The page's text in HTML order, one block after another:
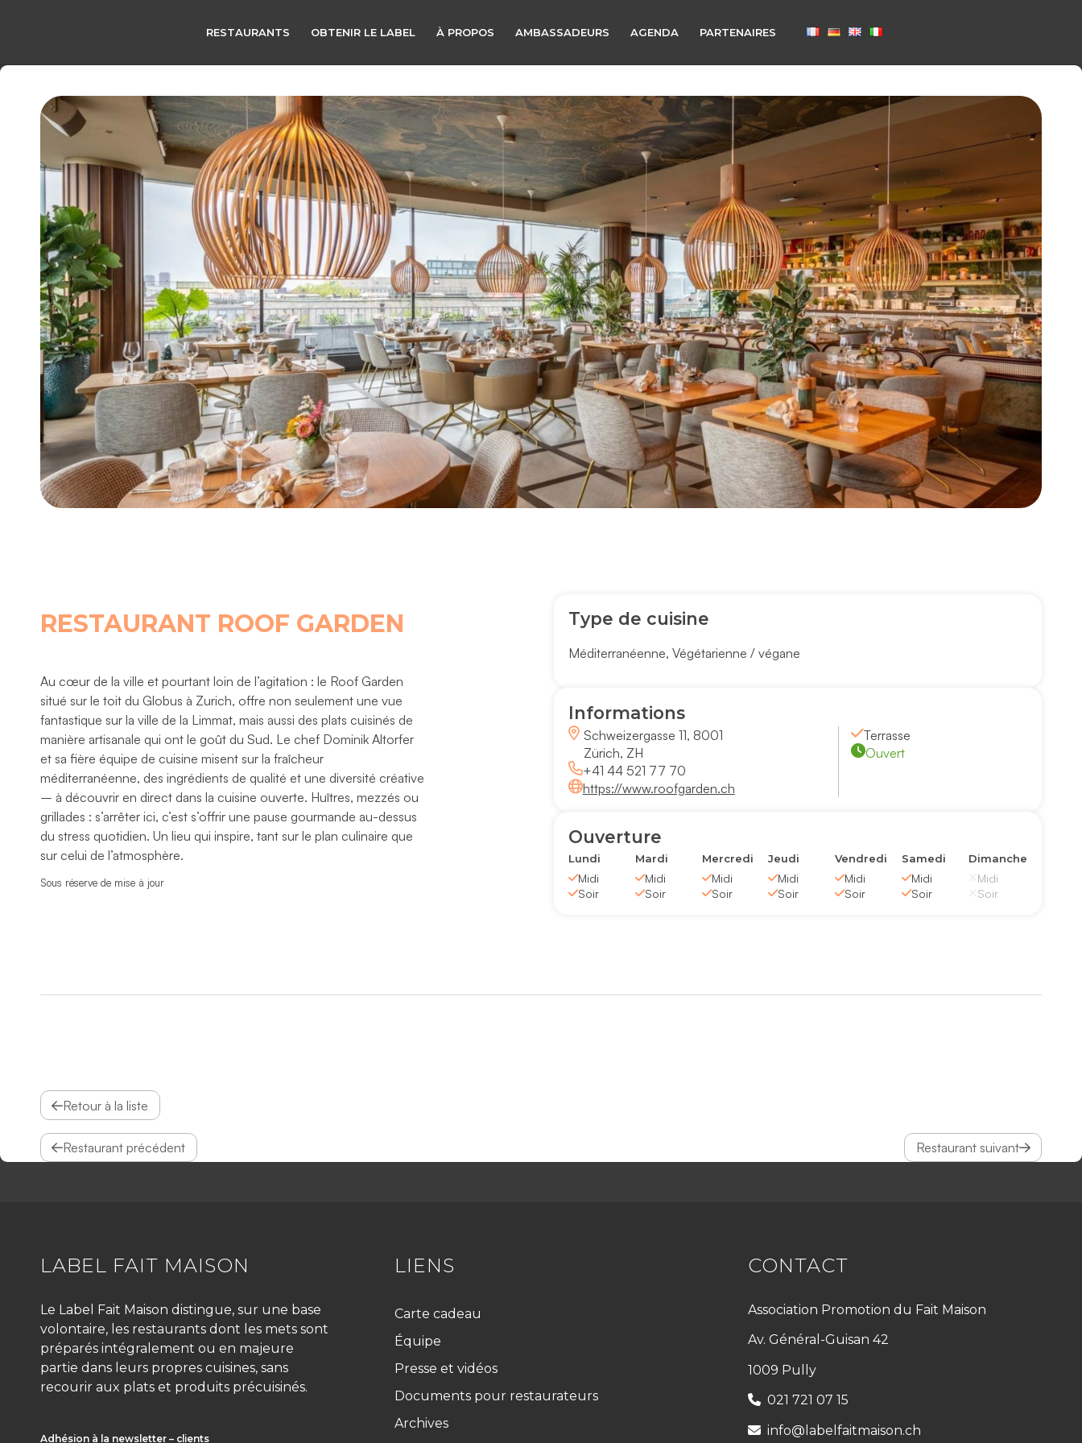
RESTAURANTS OBTENIR LE LABEL À PROPOS AMBASSADEURS AGENDA PARTENAIRES
RESTAURANT ROOF GARDEN
Au cœur de la ville et pourtant loin de l’agitation : le Roof Garden
situé sur le toit du Globus à Zurich, offre non seulement une vue
fantastique sur la ville de la Limmat, mais aussi des plats cuisinés de
manière artisanale qui ont le goût du Sud. Le chef Dominik Altorfer
et sa fière équipe de cuisine misent sur la fraîcheur
méditerranéenne, des ingrédients de qualité et une diversité créative
– à découvrir en direct dans la cuisine ouverte. Huîtres, mezzés ou
grillades : s’arrêter ici, c’est s’offrir une pause gourmande au-dessus
du stress quotidien. Un lieu qui inspire, tant sur le plan culinaire que
sur celui de l’atmosphère.
Sous réserve de mise à jour
Type de cuisine
Méditerranéenne, Végétarienne / végane
Informations
Schweizergasse 11, 8001
Zürich, ZH
+41 44 521 77 70
https://www.roofgarden.ch
Terrasse
Ouvert
Ouverture
Lundi
Midi
Soir
Mardi
Midi
Soir
Mercredi
Midi
Soir
Jeudi
Midi
Soir
Vendredi
Midi
Soir
Samedi
Midi
Soir
Dimanche
Midi
Soir
Retour à la liste
Restaurant précédent Restaurant suivant
LABEL FAIT MAISON
Le Label Fait Maison distingue, sur une base
volontaire, les restaurants dont les mets sont
préparés intégralement ou en majeure
partie dans leurs propres cuisines, sans
recourir aux plats et produits précuisinés.
Adhésion à la newsletter – clients
LIENS
Carte cadeau
Équipe
Presse et vidéos
Documents pour restaurateurs
Archives
CONTACT
Association Promotion du Fait Maison
Av. Général-Guisan 42
1009 Pully
021 721 07 15
info@labelfaitmaison.ch